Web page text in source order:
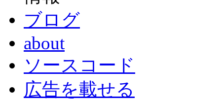
ブログ
about
ソースコード
広告を載せる